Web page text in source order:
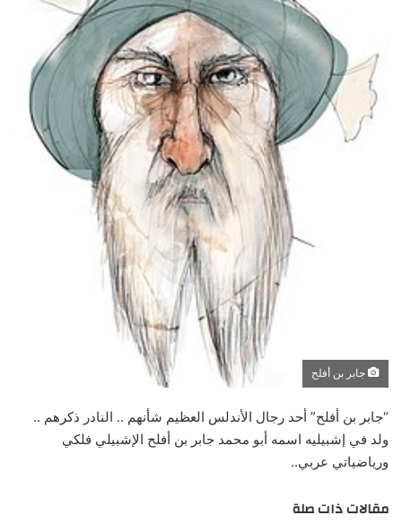
جابر بن أفلح
“جابر بن أفلح” أحد رجال الأندلس العظيم شأنهم .. النادر ذكرهم ..
ولد في إشبيليه اسمه أبو محمد جابر بن أفلح الإشبيلي فلكي
ورياضياتي عربي..
مقالات ذات صلة